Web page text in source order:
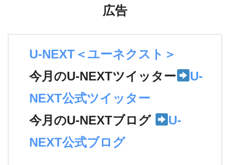
広告
U-NEXT＜ユーネクスト＞
今月のU-NEXTツイッター
U-
NEXT公式ツイッター
今月のU-NEXTブログ
U-
NEXT公式ブログ